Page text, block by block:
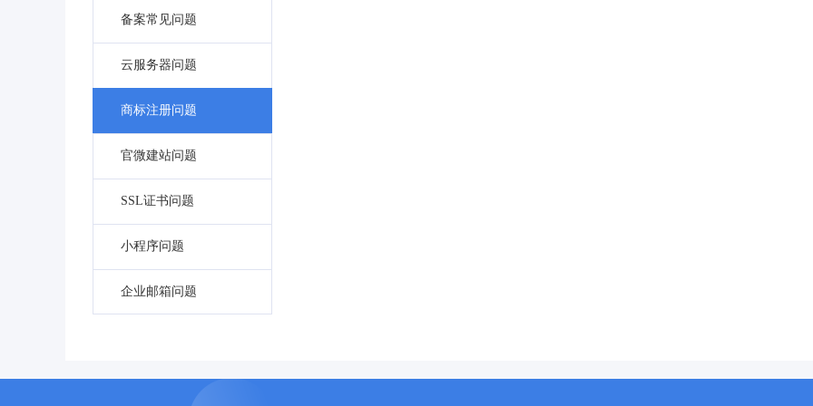
备案常见问题
云服务器问题
商标注册问题
官微建站问题
SSL证书问题
小程序问题
企业邮箱问题